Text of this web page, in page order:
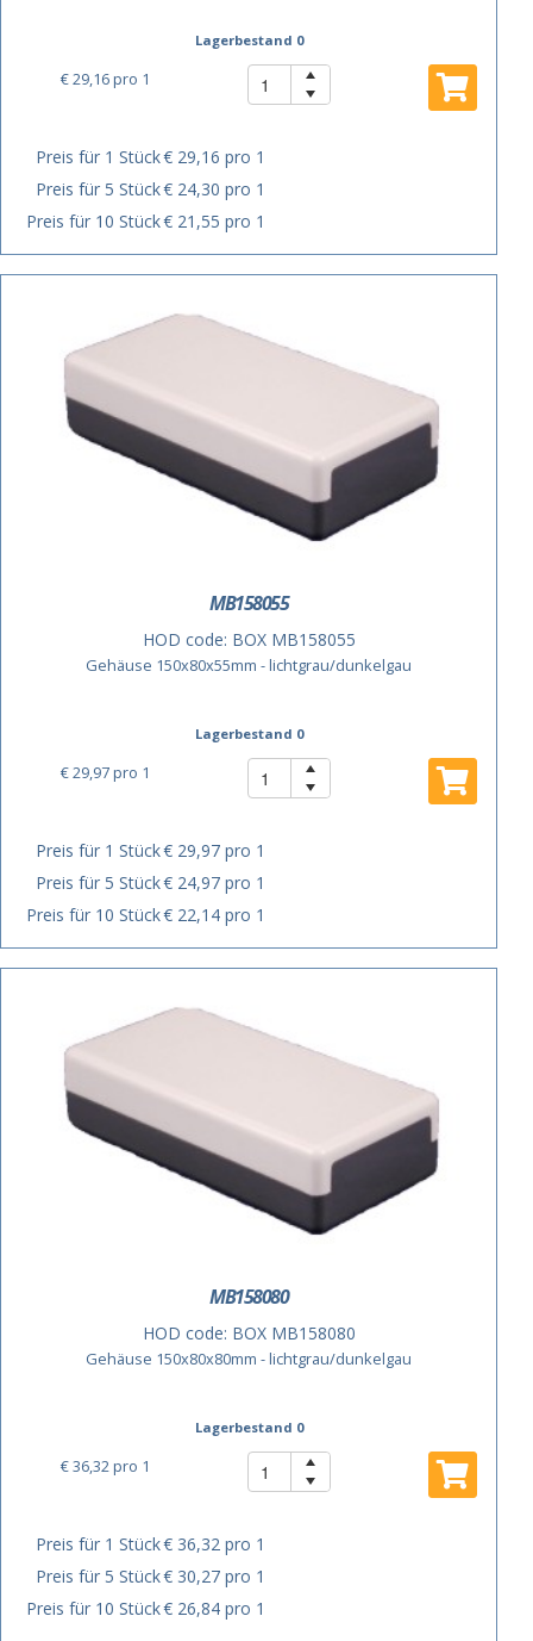
Lagerbestand 0
€ 29,16pro 1
Preis für 1 Stück€ 29,16 pro 1
Preis für 5 Stück€ 24,30 pro 1
Preis für 10 Stück€ 21,55 pro 1
MB158055
HOD code: BOX MB158055
Gehäuse 150x80x55mm - lichtgrau/dunkelgau
Lagerbestand 0
€ 29,97pro 1
Preis für 1 Stück€ 29,97 pro 1
Preis für 5 Stück€ 24,97 pro 1
Preis für 10 Stück€ 22,14 pro 1
MB158080
HOD code: BOX MB158080
Gehäuse 150x80x80mm - lichtgrau/dunkelgau
Lagerbestand 0
€ 36,32pro 1
Preis für 1 Stück€ 36,32 pro 1
Preis für 5 Stück€ 30,27 pro 1
Preis für 10 Stück€ 26,84 pro 1